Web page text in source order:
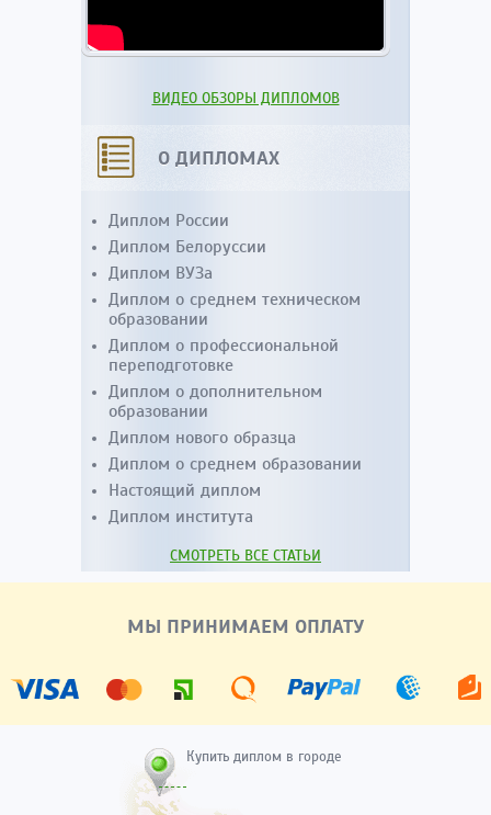
ВИДЕО ОБЗОРЫ ДИПЛОМОВ
О ДИПЛОМАХ
Диплом России
Диплом Белоруссии
Диплом ВУЗа
Диплом о среднем техническом
образовании
Диплом о профессиональной
переподготовке
Диплом о дополнительном
образовании
Диплом нового образца
Диплом о среднем образовании
Настоящий диплом
Диплом института
СМОТРЕТЬ ВСЕ СТАТЬИ
МЫ ПРИНИМАЕМ ОПЛАТУ
Купить диплом в городе